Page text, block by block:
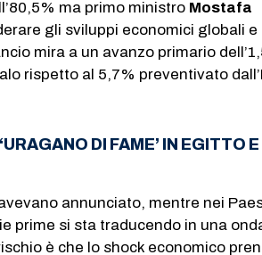
ma primo ministro Mostafa
gli sviluppi economici globali e
mira a un avanzo primario
rispetto al 5,7% preventivato
DI FAME’ IN EGITTO
annunciato, mentre nei
prime si sta traducendo in una
è che lo shock economico